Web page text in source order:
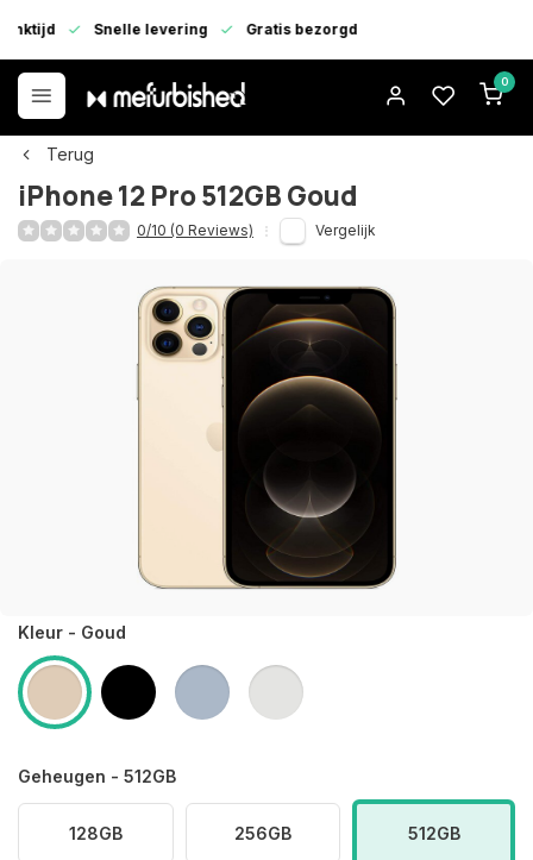
Snelle levering Gratis bezorgd
0
Terug
iPhone 12 Pro 512GB Goud
0/10 (0 Reviews) Vergelijk
Kleur - Goud
Geheugen - 512GB
128GB 256GB 512GB